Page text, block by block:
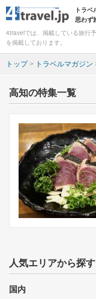
トラベ
思わず
4travelでは、掲載している旅行
を掲載しております。
トップ> トラベルマガジン
高知の特集一覧
人気エリアから探す
国内